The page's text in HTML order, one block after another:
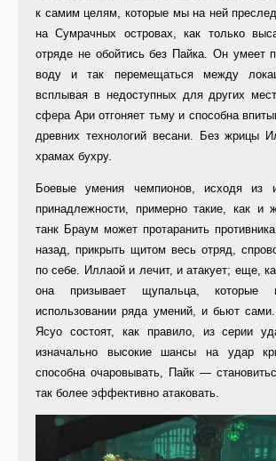
к самим целям, которые мы на ней
на Сумрачных островах, как только
отряде не обойтись без Пайка. Он умеет
воду и так перемещаться между
всплывая в недоступных для других
сфера Ари отгоняет тьму и способна
древних технологий весани. Без жрицы
храмах бухру.
Боевые умения чемпионов, исходя из
принадлежности, примерно такие, как и
танк Браум может протаранить
назад, прикрыть щитом весь отряд,
по себе. Иллаой и лечит, и атакует; еще,
она призывает щупальца,
использовании ряда умений, и бьют
Ясуо состоят, как правило, из серии
изначально высокие шансы на удар
способна очаровывать, Пайк —
так более эффективно атаковать.